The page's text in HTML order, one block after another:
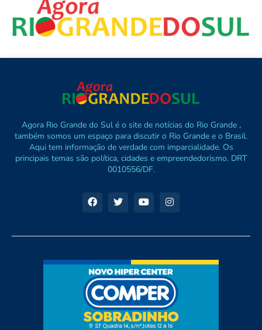
Agora Rio Grande do Sul é o site de notícias do Rio Grande ,
também somos um espaço para discutir o Rio Grande e o Brasil.
Aqui tem informação de verdade com imparcialidade. Os
principais temas são política, cidades e empreendedorismo. DRT
0010556/DF.